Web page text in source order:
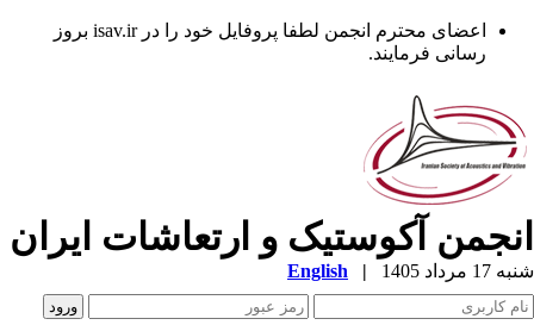
اعضای محترم انجمن لطفا پروفایل خود را در isav.ir بروز
رسانی فرمایند.
آکوستیک و ارتعاشات ایران
مرداد 1405 |
English